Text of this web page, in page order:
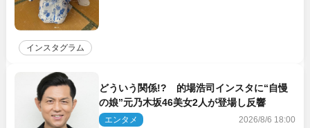
インスタグラム
どういう関係!? 的場浩司インスタに“自慢
の娘”元乃木坂46美女2人が登場し反響
エンタメ 2026/8/6 18:00